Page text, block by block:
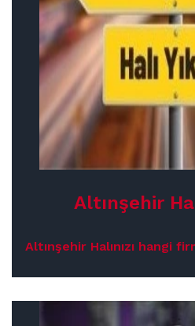
Altınşehir
Altınşehir Halınızı hangi